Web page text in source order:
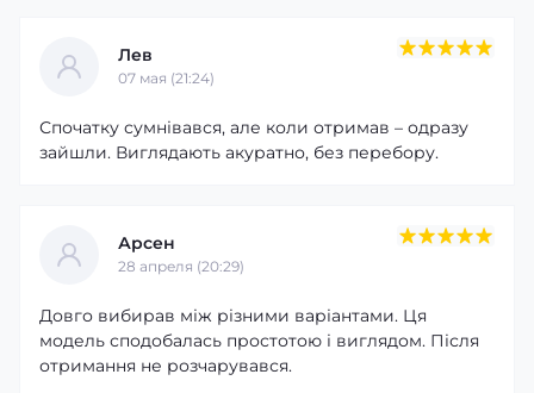
Лев
07 мая (21:24)
Спочатку сумнівався, але коли отримав – одразу
зайшли. Виглядають акуратно, без перебору.
Арсен
28 апреля (20:29)
Довго вибирав між різними варіантами. Ця
модель сподобалась простотою і виглядом. Після
отримання не розчарувався.